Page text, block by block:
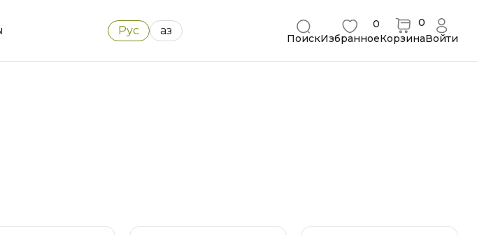
Рус Қаз
ПоискИзбранное
0
Корзина
0
Войти